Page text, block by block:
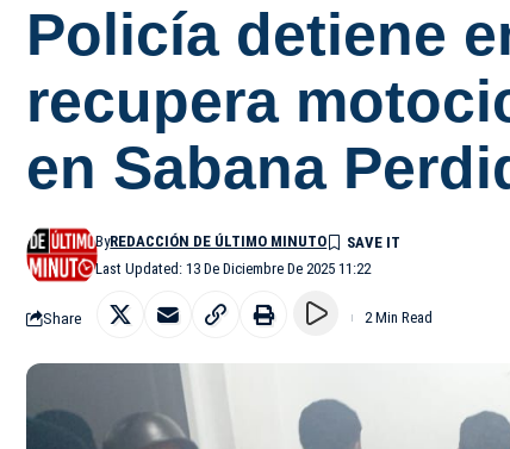
Policía detiene
recupera
en Sabana
Last Updated: 13 De Diciembre De 2025 11:22
ByREDACCIÓN DE ÚLTIMO MINUTO
Share 2 Min Read